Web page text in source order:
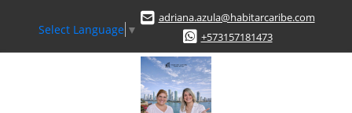
Select Language ▼
adriana.azula@habitarcaribe.com
+573157181473